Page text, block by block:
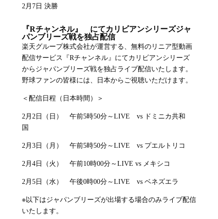
2月7日 決勝
『Rチャンネル』 にてカリビアンシリーズジャ
パンブリーズ戦を独占配信
楽天グループ株式会社が運営する、無料のリニア型動画
配信サービス『Rチャンネル』にてカリビアンシリーズ
からジャパンブリーズ戦を独占ライブ配信いたします。
野球ファンの皆様には、日本からご視聴いただけます。
＜配信日程（日本時間）＞
2月2日（日） 午前5時50分～LIVE vs ドミニカ共和
国
2月3日（月） 午前5時50分～LIVE vs プエルトリコ
2月4日（火） 午前10時00分～LIVE vs メキシコ
2月5日（水） 午後0時00分～LIVE vs ベネズエラ
※以下はジャパンブリーズが出場する場合のみライブ配信
いたします。